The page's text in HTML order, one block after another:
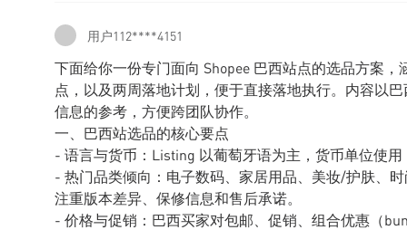
用户112****4151
下面给你一份专门面向 Shopee 巴西站点的选品方案
点，以及两周落地计划，便于直接落地执行。内容以
信息的参考，方便跨团队协作。
一、巴西站选品的核心要点
- 语言与货币：Listing 以葡萄牙语为主，货币单位使
- 热门品类倾向：电子数码、家居用品、美妆/护肤、
注重版本差异、保修信息和售后承诺。
- 价格与促销：巴西买家对包邮、促销、组合优惠（